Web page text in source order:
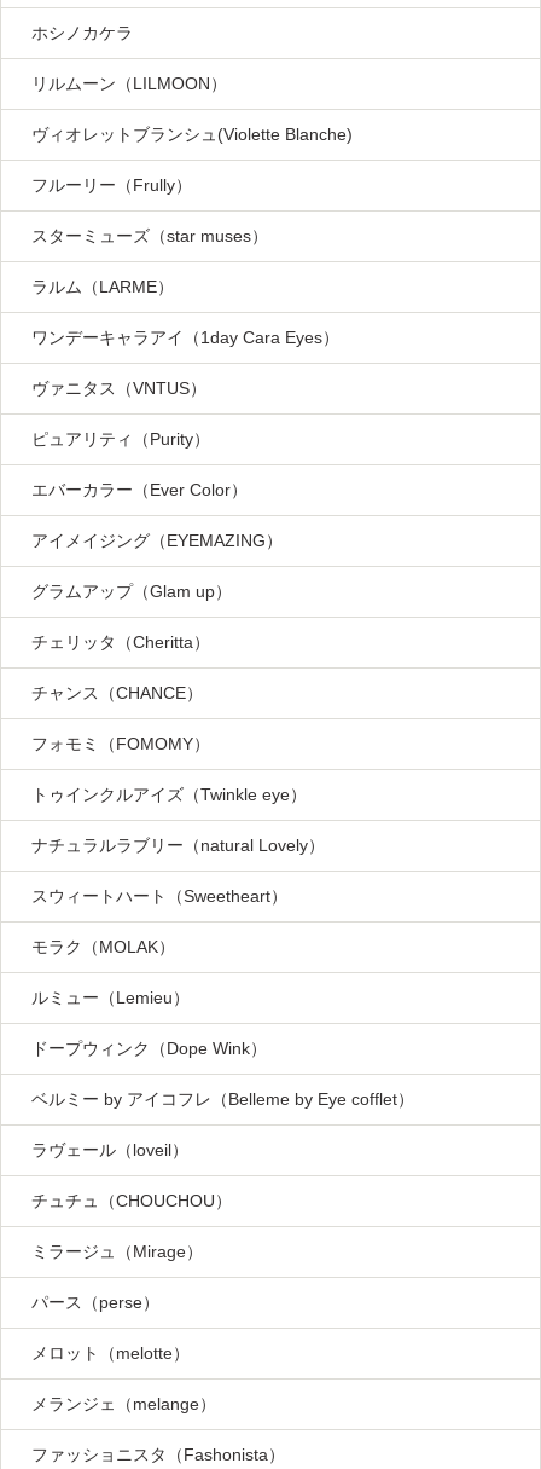
ホシノカケラ
リルムーン（LILMOON）
ヴィオレットブランシュ(Violette Blanche)
フルーリー（Frully）
スターミューズ（star muses）
ラルム（LARME）
ワンデーキャラアイ（1day Cara Eyes）
ヴァニタス（VNTUS）
ピュアリティ（Purity）
エバーカラー（Ever Color）
アイメイジング（EYEMAZING）
グラムアップ（Glam up）
チェリッタ（Cheritta）
チャンス（CHANCE）
フォモミ（FOMOMY）
トゥインクルアイズ（Twinkle eye）
ナチュラルラブリー（natural Lovely）
スウィートハート（Sweetheart）
モラク（MOLAK）
ルミュー（Lemieu）
ドープウィンク（Dope Wink）
ベルミー by アイコフレ（Belleme by Eye cofflet）
ラヴェール（loveil）
チュチュ（CHOUCHOU）
ミラージュ（Mirage）
パース（perse）
メロット（melotte）
メランジェ（melange）
ファッショニスタ（Fashonista）